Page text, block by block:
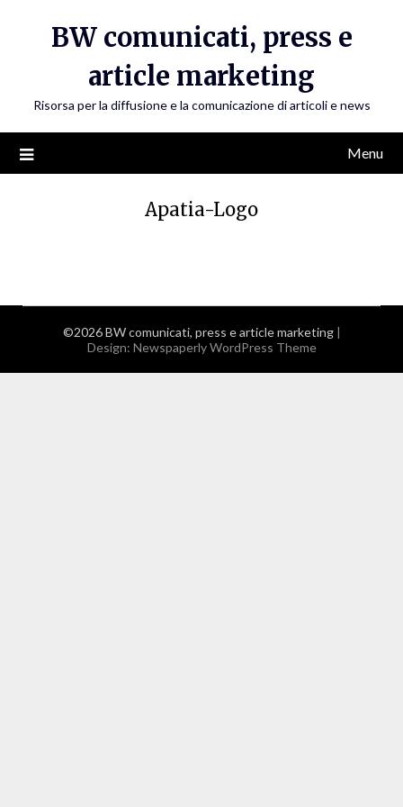
BW comunicati, press e
article marketing
Risorsa per la diffusione e la comunicazione di articoli e news
Menu
Apatia-Logo
©2026 BW comunicati, press e article marketing |
Design: Newspaperly WordPress Theme